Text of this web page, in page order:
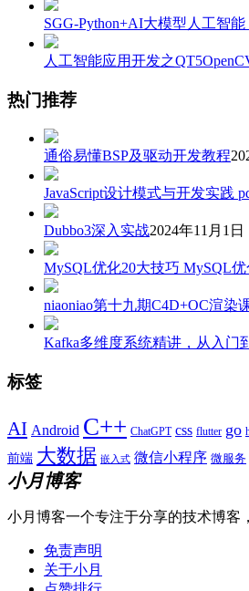
SGG-Python+AI大模型人工智能
人工智能应用开发之
热门推荐
通俗易懂BSP及驱动开发教程
JavaScript设计模式与开发实践
Dubbo3深入实战2024年11月1日
MySQL优化20大技巧 MySQL
niaoniao第十九期C4D+OC渲染
Kafka多维度系统精讲，从入门
标签
AI Android C++ ChatGPT css flutter go
前端 大数据 嵌入式 微信小程序 微服务
小月博客
小月博客一个专注于分享的技术博客
免责声明
关于小月